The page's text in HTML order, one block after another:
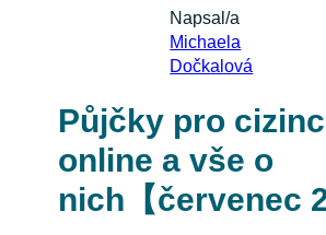
Napsal/a
Michaela
Dočkalová
Půjčky pro
online a vše o
nich【červenec